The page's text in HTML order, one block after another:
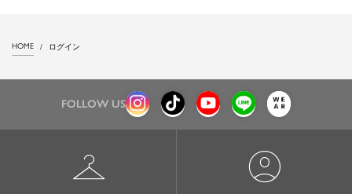
HOME ログイン
FOLLOW US
checkroom account_circle